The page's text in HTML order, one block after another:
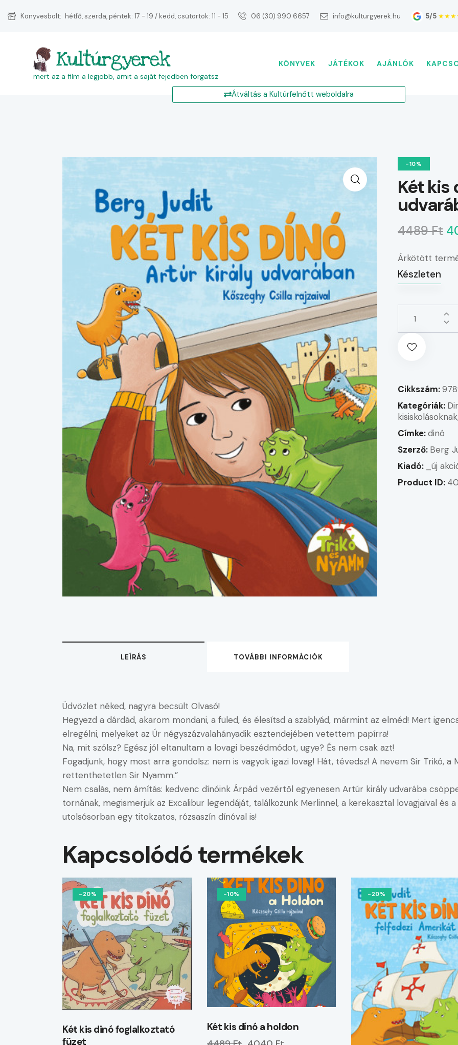
Könyvesbolt: hétfő, szerda, péntek: 17 - 19 / kedd, csütörtök: 11 - 15 06 (30) 990 6657 info@kulturgyerek.hu 5/5
Kultúrgyerek
mert az a film a legjobb, amit a saját fejedben forgatsz
KÖNYVEK JÁTÉKOK AJÁNLÓK
Átváltás a Kultúrfelnőtt weboldalra
-10%
Két kis
4489 Ft
Árkötött
Készleten
Cikkszám:
Kategóriák:
kisiskolásoknak
Címke:dinó
Szerző: Berg
Kiadó:
_új
Product ID:
LEÍRÁS TOVÁBBI INFORMÁCIÓK
Üdvözlet néked, nagyra becsült Olvasó!
Hegyezd a dárdád, akarom mondani, a füled, és élesítsd a szablyád, mármint az elméd! Mert
elregélni, melyeket az Úr négyszázvalahányadik esztendejében vetettem papírra!
Na, mit szólsz? Egész jól eltanultam a lovagi beszédmódot, ugye? És nem csak azt!
Fogadjunk, hogy most arra gondolsz: nem is vagyok igazi lovag! Hát, tévedsz! A nevem Sir Trikó,
rettenthetetlen Sir Nyamm.”
Nem csalás, nem ámítás: kedvenc dínóink Árpád vezértől egyenesen Artúr király udvarába
tornának, megismerjük az Excalibur legendáját, találkozunk Merlinnel, a kerekasztal lovagjaival és
utolsósorban egy titokzatos, rózsaszín dínóval is!
Kapcsolódó termékek
-20%
Két kis dinó foglalkoztató
füzet
-10%
Két kis dínó a holdon
-20%